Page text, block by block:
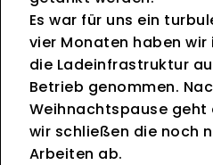
Es war für uns ein
vier Monaten haben wir
die Ladeinfrastruktur
Betrieb genommen.
Weihnachtspause geht
wir schließen die noch
Arbeiten ab.